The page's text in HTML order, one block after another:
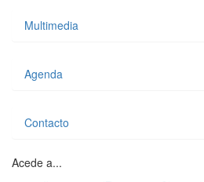
Multimedia
Agenda
Contacto
Acede a...